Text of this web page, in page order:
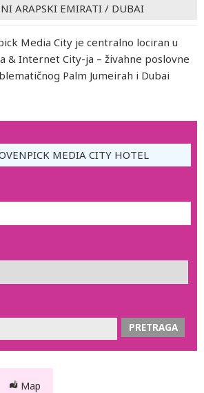
ARAPSKI EMIRATI/ DUBAI
Media City je centralno lociran u
& Internet City-ja – živahne poslovne
Palm Jumeirah i Dubai
MEDIA CITY HOTEL
Map